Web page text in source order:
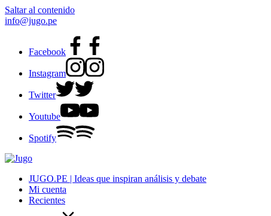
Saltar al contenido
info@jugo.pe
Facebook
Instagram
Twitter
Youtube
Spotify
JUGO.PE | Ideas que inspiran análisis y debate
Mi cuenta
Recientes